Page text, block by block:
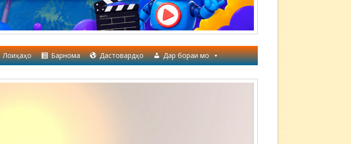
Лоиҳаҳо Барнома Дастовардҳо Дар бораи мо